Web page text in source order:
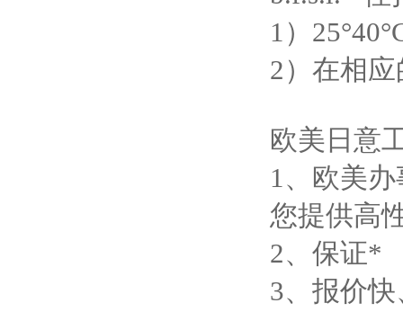
1）
2）在相应
欧美日意
1、欧美
您提供高
2、保证*
3、报价